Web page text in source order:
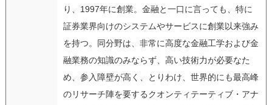
り、1997年に創業。金融と一口に言っても、特に
証券業界向けのシステムやサービスに創業以来強み
を持つ。同分野は、非常に高度な金融工学および金
融業務の知識のみならず、高い技術力が必要なた
め、参入障壁が高く、とりわけ、世界的にも最高峰
のリサーチ陣を要するクオンティテーティブ・アナ